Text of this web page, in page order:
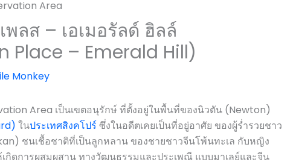
พลส – เอเมอรัลด์ ฮิลล์
Place – Emerald Hill)
Monkey
Area เป็นเขตอนุรักษ์ ที่ตั้งอยู่ในพื้นที่ของนิวตัน (Newton)
ในประเทศสิงคโปร์ ซึ่งในอดีตเคยเป็นที่อยู่อาศัย ของผู้ร่ำรวยชาว
ชนเชื้อชาติที่เป็นลูกหลาน ของชายชาวจีนโพ้นทะเล กับหญิง
กิดการผสมผสาน ทางวัฒนธรรมและประเพณี แบบมาเลย์และจีน